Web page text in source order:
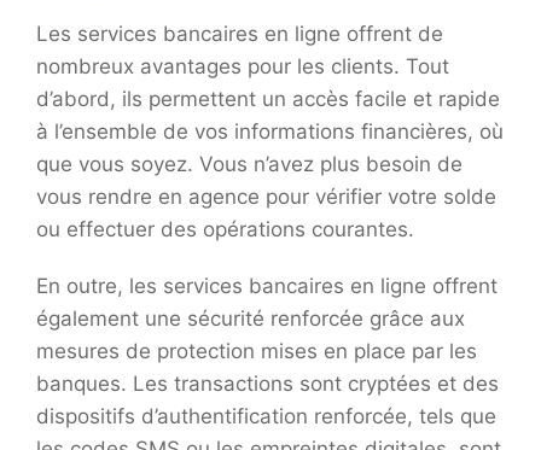
Les services bancaires en ligne offrent de
nombreux avantages pour les clients. Tout
d’abord, ils permettent un accès facile et rapide
à l’ensemble de vos informations financières, où
que vous soyez. Vous n’avez plus besoin de
vous rendre en agence pour vérifier votre solde
ou effectuer des opérations courantes.
En outre, les services bancaires en ligne offrent
également une sécurité renforcée grâce aux
mesures de protection mises en place par les
banques. Les transactions sont cryptées et des
dispositifs d’authentification renforcée, tels que